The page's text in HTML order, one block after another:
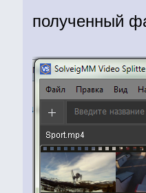
полученный